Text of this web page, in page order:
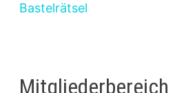
Bastelrätsel
Mitgliederbereich